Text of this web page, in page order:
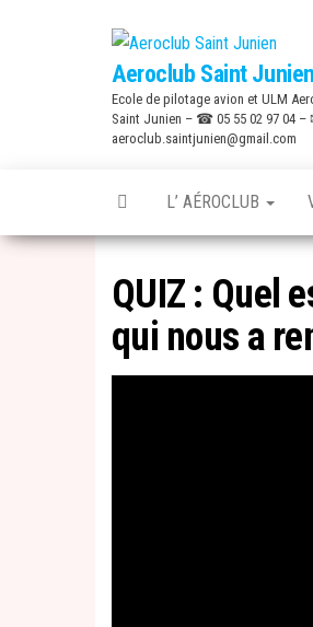
Aeroclub Saint Junien
Ecole de pilotage avion et ULM
Saint Junien – ☎ 05 55 02 97 04 –
aeroclub.saintjunien@gmail.com
L’ AÉROCLUB
QUIZ : Quel
qui nous a